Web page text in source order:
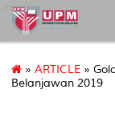
inspem
» ARTICLE »
Belanjawan 2019